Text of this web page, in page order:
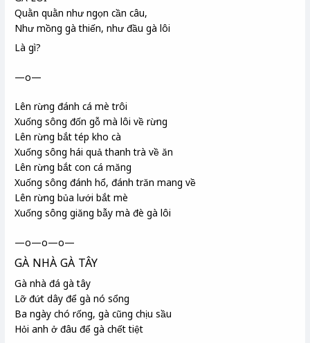
Quằn quằn như ngọn cần câu,
Như mồng gà thiến, như đầu gà lôi
Là gì?
—o—
Lên rừng đánh cá mè trôi
Xuống sông đốn gỗ mà lôi về rừng
Lên rừng bắt tép kho cà
Xuống sông hái quả thanh trà về ăn
Lên rừng bắt con cá măng
Xuống sông đánh hổ, đánh trăn mang về
Lên rừng bủa lưới bắt mè
Xuống sông giăng bẫy mà đè gà lôi
—o—o—o—
GÀ NHÀ GÀ TÂY
Gà nhà đá gà tây
Lỡ đứt dây để gà nó sổng
Ba ngày chó rống, gà cũng chịu sầu
Hỏi anh ở đâu để gà chết tiệt